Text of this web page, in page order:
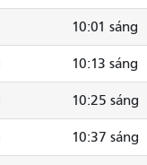
10:01 sáng
10:13 sáng
10:25 sáng
10:37 sáng